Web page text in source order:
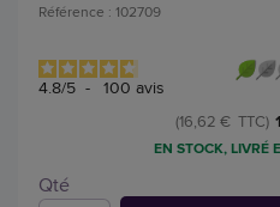
Référence : 102709
4.8/5 - 100 avis
(16,62 € TTC)
EN STOCK, LIVRÉ
Qté